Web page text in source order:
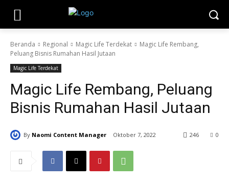
Beranda Regional Magic Life Terdekat
Magic Life Rembang,
Peluang Bisnis Rumahan Hasil Jutaan
Magic Life Terdekat
Magic Life Rembang, Peluang
Bisnis Rumahan Hasil Jutaan
By Naomi Content Manager Oktober 7, 2022 0
246